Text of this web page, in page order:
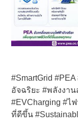
#SmartGrid
อัจฉริยะ #พลังงาน
#EVCharging #
ที่ดีขึ้น